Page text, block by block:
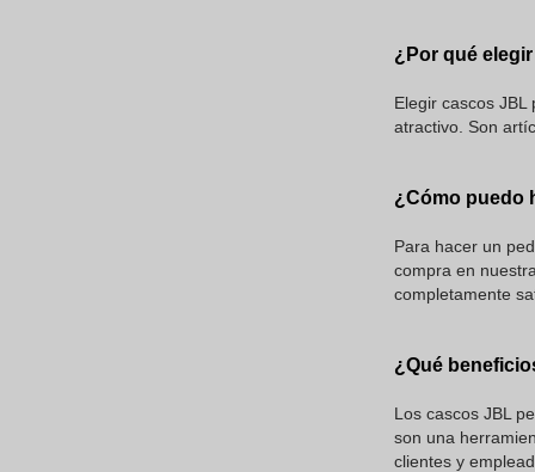
¿Por qué
Elegir cascos
atractivo. Son
¿Cómo puedo
Para hacer un
compra en
completamente
¿Qué
Los cascos JBL
son una
clientes y